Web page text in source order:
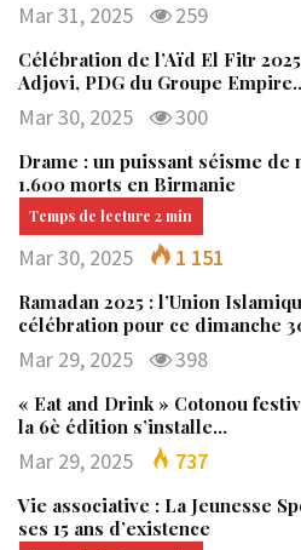
Mar 31, 2025 259
Célébration de l’Aïd El Fitr
Adjovi, PDG du Groupe
Mar 30, 2025 300
Drame : un puissant séisme de
1.600 morts en Birmanie
Mar 30, 2025 1 151
Ramadan 2025 : l’Union
célébration pour ce dimanche
Mar 29, 2025 398
« Eat and Drink » Cotonou
la 6è édition s’installe…
Mar 29, 2025 737
Vie associative : La Jeunesse
ses 15 ans d’existence